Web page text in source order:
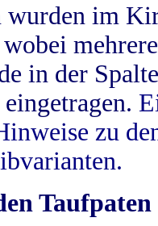
wurden im
in der
zu
Taufpaten